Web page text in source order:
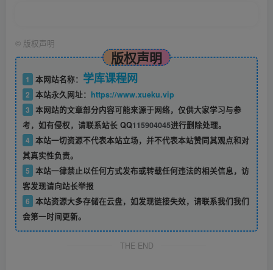
© 版权声明
版权声明
1 本网站名称： 学库课程网
2 本站永久网址： https://www.xueku.vip
3 本网站的文章部分内容可能来源于网络，仅供大家学习与参
考，如有侵权，请联系站长 QQ115904045进行删除处理。
4 本站一切资源不代表本站立场，并不代表本站赞同其观点和对
其真实性负责。
5 本站一律禁止以任何方式发布或转载任何违法的相关信息，访
客发现请向站长举报
6 本站资源大多存储在云盘，如发现链接失效，请联系我们我们
会第一时间更新。
THE END